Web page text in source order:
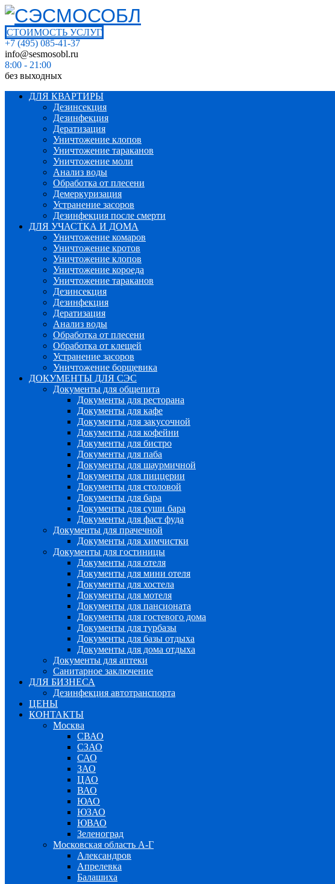
СТОИМОСТЬ УСЛУГ
+7 (495) 085-41-37
info@sesmosobl.ru
8:00 - 21:00
без выходных
ДЛЯ КВАРТИРЫ
Дезинсекция
Дезинфекция
Дератизация
Уничтожение клопов
Уничтожение тараканов
Уничтожение моли
Анализ воды
Обработка от плесени
Демеркуризация
Устранение засоров
Дезинфекция после смерти
ДЛЯ УЧАСТКА И ДОМА
Уничтожение комаров
Уничтожение кротов
Уничтожение клопов
Уничтожение короеда
Уничтожение тараканов
Дезинсекция
Дезинфекция
Дератизация
Анализ воды
Обработка от плесени
Обработка от клещей
Устранение засоров
Уничтожение борщевика
ДОКУМЕНТЫ ДЛЯ СЭС
Документы для общепита
Документы для ресторана
Документы для кафе
Документы для закусочной
Документы для кофейни
Документы для бистро
Документы для паба
Документы для шаурмичной
Документы для пиццерии
Документы для столовой
Документы для бара
Документы для суши бара
Документы для фаст фуда
Документы для прачечной
Документы для химчистки
Документы для гостиницы
Документы для отеля
Документы для мини отеля
Документы для хостела
Документы для мотеля
Документы для пансионата
Документы для гостевого дома
Документы для турбазы
Документы для базы отдыха
Документы для дома отдыха
Документы для аптеки
Санитарное заключение
ДЛЯ БИЗНЕСА
Дезинфекция автотранспорта
ЦЕНЫ
КОНТАКТЫ
Москва
СВАО
СЗАО
САО
ЗАО
ЦАО
ВАО
ЮАО
ЮЗАО
ЮВАО
Зеленоград
Московская область А-Г
Александров
Апрелевка
Балашиха